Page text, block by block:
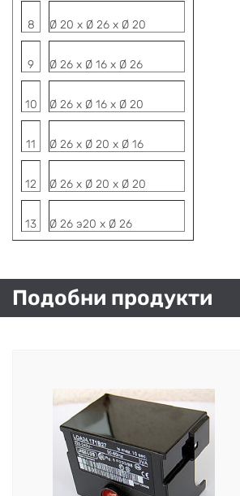
8 Ø 20 х Ø 26 х Ø 20
9 Ø 26 х Ø 16 х Ø 26
10 Ø 26 х Ø 16 х Ø 20
11 Ø 26 х Ø 20 х Ø 16
12 Ø 26 х Ø 20 х Ø 20
13 Ø 26 э20 х Ø 26
Подобни продукти